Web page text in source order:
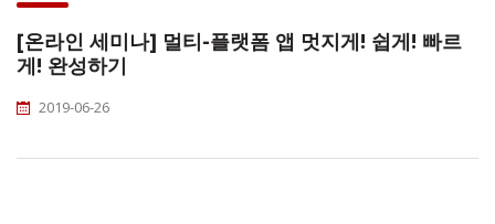
[온라인 세미나] 멀티-플랫폼 앱 멋지게! 쉽게! 빠르
게! 완성하기
2019-06-26